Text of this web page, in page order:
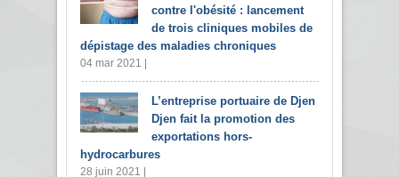
contre l'obésité : lancement
de trois cliniques mobiles de
dépistage des maladies chroniques
04 mar 2021 |
L’entreprise portuaire de Djen
Djen fait la promotion des
exportations hors-
hydrocarbures
28 juin 2021 |